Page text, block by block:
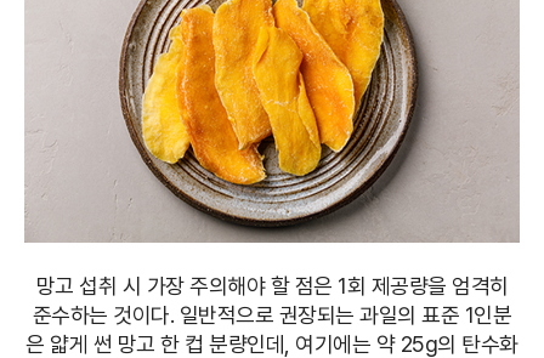
망고 섭취 시 가장 주의해야 할 점은 1회 제공량을 엄격히
준수하는 것이다. 일반적으로 권장되는 과일의 표준 1인분
은 얇게 썬 망고 한 컵 분량인데, 여기에는 약 25g의 탄수화